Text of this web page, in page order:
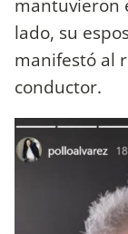
lado, su
manifestó al
conductor.